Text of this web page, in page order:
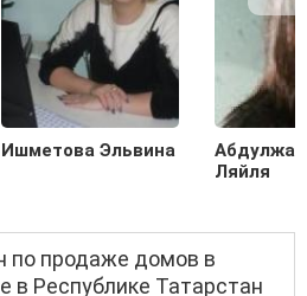
Ишметова Эльвина
Ляйля
по продаже домов в
в Республике Татарстан